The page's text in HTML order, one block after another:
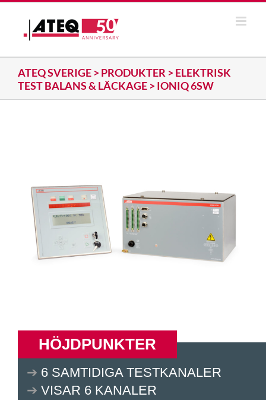
Fortsätt
innehållet
ATEQ SVERIGE >PRODUKTER >ELEKTRISK
TEST BALANS & LÄCKAGE >IONIQ 6SW
HÖJDPUNKTER
➔ 6 SAMTIDIGA TESTKANALER
➔ VISAR 6 KANALER